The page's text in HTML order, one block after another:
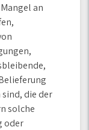
an
die der
solche
oder